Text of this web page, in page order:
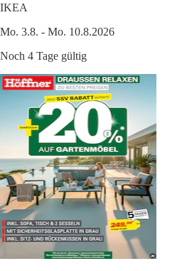
IKEA
Mo. 3.8. - Mo. 10.8.2026
Noch 4 Tage gültig